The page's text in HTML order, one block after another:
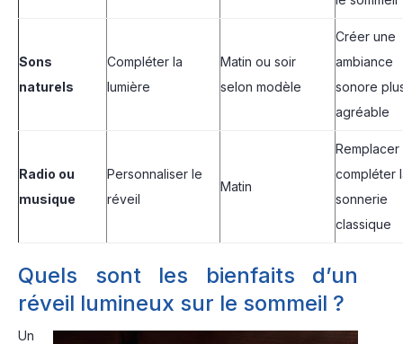
Sons
naturels
Compléter la
lumière
Matin ou soir
selon modèle
Créer une
ambiance
sonore
agréable
Radio ou
musique
Personnaliser le
réveil
Matin
Remplacer
compléter
sonnerie
classique
Quels sont les bienfaits d’un
réveil lumineux sur le sommeil ?
Un